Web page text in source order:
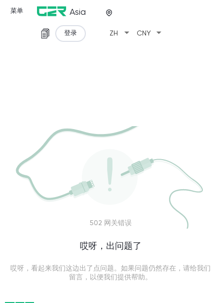
菜单 Asia
ZH arrow_drop_down CNY arrow_drop_down
登录
502 网关错误
哎呀，出问题了
哎呀，看起来我们这边出了点问题。如果问题仍然存在，请给我们
留言，以便我们提供帮助。